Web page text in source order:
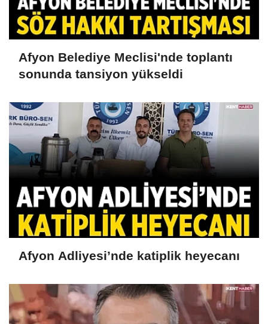
Afyon Belediye Meclisi'nde toplantı
sonunda tansiyon yükseldi
Afyon Adliyesi’nde katiplik heyecanı